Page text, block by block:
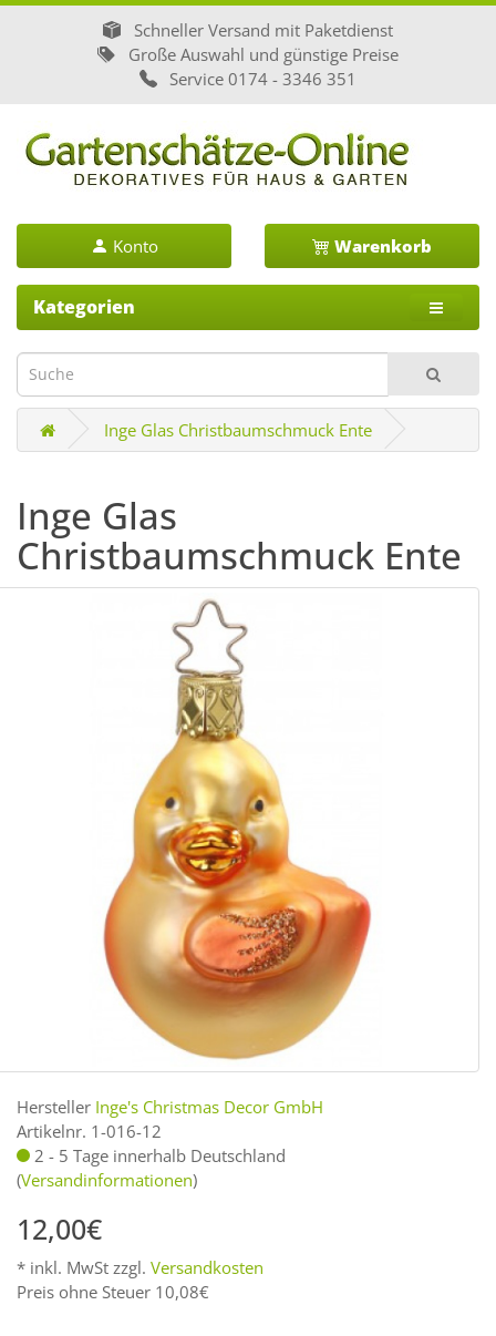
Schneller Versand mit Paketdienst
Große Auswahl und günstige Preise
Service0174 - 3346 351
Konto Warenkorb
Kategorien
Inge Glas Christbaumschmuck Ente
Inge Glas
Christbaumschmuck Ente
Hersteller Inge's Christmas Decor GmbH
Artikelnr. 1-016-12
2 - 5 Tage innerhalb Deutschland
(Versandinformationen)
12,00€
* inkl. MwSt zzgl. Versandkosten
Preis ohne Steuer 10,08€